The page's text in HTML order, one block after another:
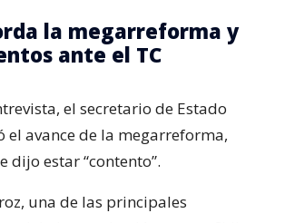
la megarreforma y
ante el TC
el secretario de Estado
el avance de la megarreforma,
dijo estar “contento”.
una de las principales